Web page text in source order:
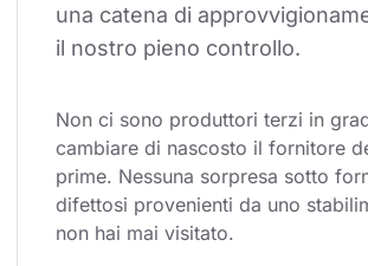
una catena di
il nostro pieno controllo.
Non ci sono produttori terzi in
cambiare di nascosto il fornitore
prime. Nessuna sorpresa sotto
difettosi provenienti da uno
non hai mai visitato.